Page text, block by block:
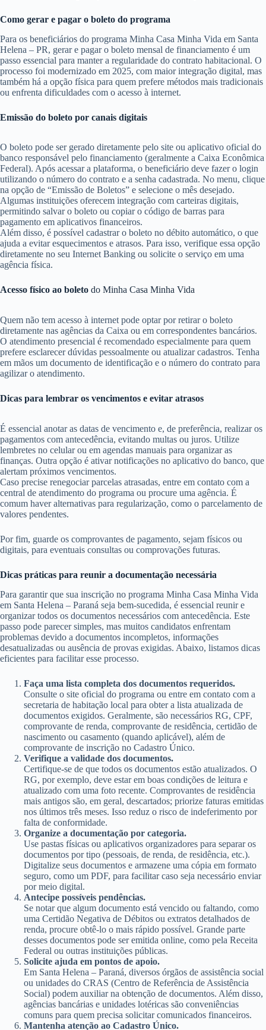
Como gerar e pagar o boleto do programa
Para os beneficiários do programa Minha Casa Minha Vida em Santa
Helena – PR, gerar e pagar o boleto mensal de financiamento é um
passo essencial para manter a regularidade do contrato habitacional. O
processo foi modernizado em 2025, com maior integração digital, mas
também há a opção física para quem prefere métodos mais tradicionais
ou enfrenta dificuldades com o acesso à internet.
Emissão do boleto por canais digitais
O boleto pode ser gerado diretamente pelo site ou aplicativo oficial do
banco responsável pelo financiamento (geralmente a Caixa Econômica
Federal). Após acessar a plataforma, o beneficiário deve fazer o login
utilizando o número do contrato e a senha cadastrada. No menu, clique
na opção de “Emissão de Boletos” e selecione o mês desejado.
Algumas instituições oferecem integração com carteiras digitais,
permitindo salvar o boleto ou copiar o código de barras para
pagamento em aplicativos financeiros.
Além disso, é possível cadastrar o boleto no débito automático, o que
ajuda a evitar esquecimentos e atrasos. Para isso, verifique essa opção
diretamente no seu Internet Banking ou solicite o serviço em uma
agência física.
Acesso físico ao boleto do Minha Casa Minha Vida
Quem não tem acesso à internet pode optar por retirar o boleto
diretamente nas agências da Caixa ou em correspondentes bancários.
O atendimento presencial é recomendado especialmente para quem
prefere esclarecer dúvidas pessoalmente ou atualizar cadastros. Tenha
em mãos um documento de identificação e o número do contrato para
agilizar o atendimento.
Dicas para lembrar os vencimentos e evitar atrasos
É essencial anotar as datas de vencimento e, de preferência, realizar os
pagamentos com antecedência, evitando multas ou juros. Utilize
lembretes no celular ou em agendas manuais para organizar as
finanças. Outra opção é ativar notificações no aplicativo do banco, que
alertam próximos vencimentos.
Caso precise renegociar parcelas atrasadas, entre em contato com a
central de atendimento do programa ou procure uma agência. É
comum haver alternativas para regularização, como o parcelamento de
valores pendentes.
Por fim, guarde os comprovantes de pagamento, sejam físicos ou
digitais, para eventuais consultas ou comprovações futuras.
Dicas práticas para reunir a documentação necessária
Para garantir que sua inscrição no programa Minha Casa Minha Vida
em Santa Helena – Paraná seja bem-sucedida, é essencial reunir e
organizar todos os documentos necessários com antecedência. Este
passo pode parecer simples, mas muitos candidatos enfrentam
problemas devido a documentos incompletos, informações
desatualizadas ou ausência de provas exigidas. Abaixo, listamos dicas
eficientes para facilitar esse processo.
Faça uma lista completa dos documentos requeridos.
Consulte o site oficial do programa ou entre em contato com a
secretaria de habitação local para obter a lista atualizada de
documentos exigidos. Geralmente, são necessários RG, CPF,
comprovante de renda, comprovante de residência, certidão de
nascimento ou casamento (quando aplicável), além de
comprovante de inscrição no Cadastro Único.
Verifique a validade dos documentos.
Certifique-se de que todos os documentos estão atualizados. O
RG, por exemplo, deve estar em boas condições de leitura e
atualizado com uma foto recente. Comprovantes de residência
mais antigos são, em geral, descartados; priorize faturas emitidas
nos últimos três meses. Isso reduz o risco de indeferimento por
falta de conformidade.
Organize a documentação por categoria.
Use pastas físicas ou aplicativos organizadores para separar os
documentos por tipo (pessoais, de renda, de residência, etc.).
Digitalize seus documentos e armazene uma cópia em formato
seguro, como um PDF, para facilitar caso seja necessário enviar
por meio digital.
Antecipe possíveis pendências.
Se notar que algum documento está vencido ou faltando, como
uma Certidão Negativa de Débitos ou extratos detalhados de
renda, procure obtê-lo o mais rápido possível. Grande parte
desses documentos pode ser emitida online, como pela Receita
Federal ou outras instituições públicas.
Solicite ajuda em pontos de apoio.
Em Santa Helena – Paraná, diversos órgãos de assistência social
ou unidades do CRAS (Centro de Referência de Assistência
Social) podem auxiliar na obtenção de documentos. Além disso,
agências bancárias e unidades lotéricas são conveniências
comuns para quem precisa solicitar comunicados financeiros.
Mantenha atenção ao Cadastro Único.